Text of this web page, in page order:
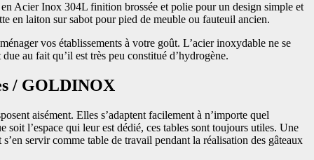
Acier Inox 304L finition brossée et polie pour un design simple et
en laiton sur sabot pour pied de meuble ou fauteuil ancien.
vos établissements à votre goût. L’acier inoxydable ne se
au fait qu’il est très peu constitué d’hydrogène.
/ GOLDINOX
aisément. Elles s’adaptent facilement à n’importe quel
l’espace qui leur est dédié, ces tables sont toujours utiles. Une
servir comme table de travail pendant la réalisation des gâteaux